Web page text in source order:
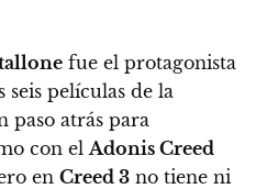
fue el protagonista
películas de la
paso atrás para
con el Adonis Creed
en Creed 3 no tiene ni